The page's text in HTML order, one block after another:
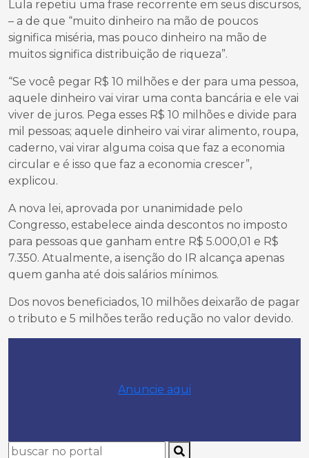
Lula repetiu uma frase recorrente em seus discursos,
– a de que “muito dinheiro na mão de poucos
significa miséria, mas pouco dinheiro na mão de
muitos significa distribuição de riqueza”.
“Se você pegar R$ 10 milhões e der para uma pessoa,
aquele dinheiro vai virar uma conta bancária e ele vai
viver de juros. Pega esses R$ 10 milhões e divide para
mil pessoas; aquele dinheiro vai virar alimento, roupa,
caderno, vai virar alguma coisa que faz a economia
circular e é isso que faz a economia crescer”,
explicou.
A nova lei, aprovada por unanimidade pelo
Congresso, estabelece ainda descontos no imposto
para pessoas que ganham entre R$ 5.000,01 e R$
7.350. Atualmente, a isenção do IR alcança apenas
quem ganha até dois salários mínimos.
Dos novos beneficiados, 10 milhões deixarão de pagar
o tributo e 5 milhões terão redução no valor devido.
Anuncie aqui